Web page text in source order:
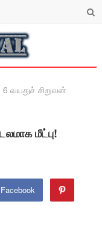
6 வயதுச் சிறுவன்
மீட்பு!